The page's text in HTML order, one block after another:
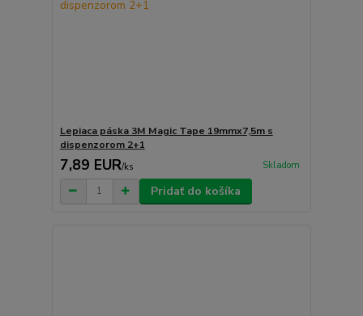
Lepiaca páska 3M Magic Tape 19mmx7,5m s
dispenzorom 2+1
7,89 EUR/ks Skladom
Pridať do košíka